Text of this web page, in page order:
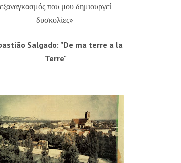
εξαναγκασμός που μου δημιουργεί
δυσκολίες»
Salgado: "De ma terre a la
Terre"